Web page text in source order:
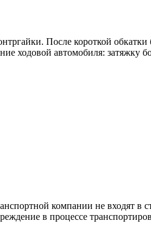
После короткой обкатки
ходовой автомобиля: затяжку
компании не входят в
в процессе